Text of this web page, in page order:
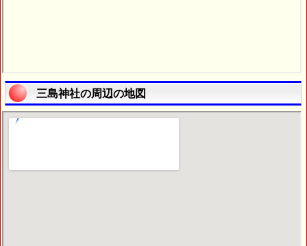
三島神社の周辺の地図